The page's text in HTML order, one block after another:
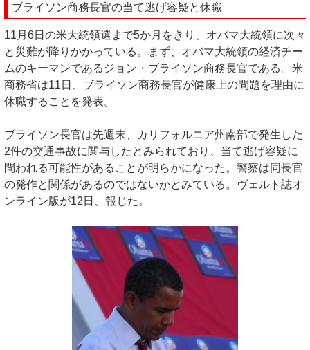
ブライソン商務長官の当て逃げ容疑と休職
11月6日の米大統領選まで5か月をきり、オバマ大統領に次々
と災難が降りかかっている。まず、オバマ大統領の経済チー
ムのキーマンであるジョン・ブライソン商務長官である。米
商務省は11日、ブライソン商務長官が健康上の問題を理由に
休職することを発表。
ブライソン長官は先週末、カリフォルニア州南部で発生した
2件の交通事故に関与したとみられており、当て逃げ容疑に
問われる可能性があることが明らかになった。警察は同長官
の発作と関係があるのではないかとみている。ヴェルト誌オ
ンライン版が12日、報じた。